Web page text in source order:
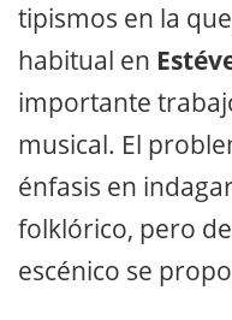
tipismos en la
habitual en
importante
musical. El
énfasis en
folklórico, pero
escénico se